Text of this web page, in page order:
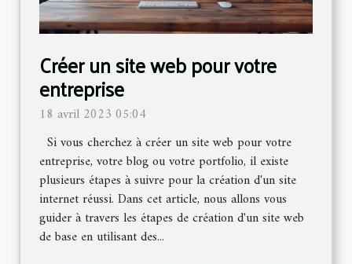
Créer un site web pour votre
entreprise
18 avril 2023 05:04
Si vous cherchez à créer un site web pour votre
entreprise, votre blog ou votre portfolio, il existe
plusieurs étapes à suivre pour la création d'un site
internet réussi. Dans cet article, nous allons vous
guider à travers les étapes de création d'un site web
de base en utilisant des...